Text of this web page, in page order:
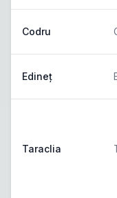
Codru
Edineț
Taraclia